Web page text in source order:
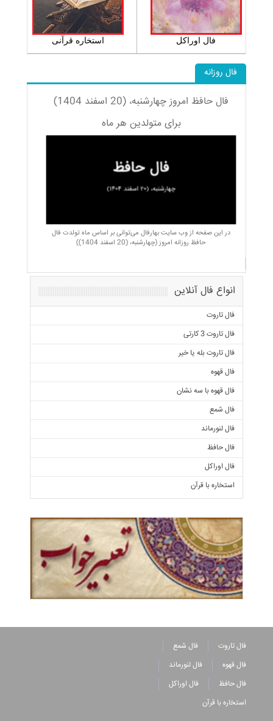
فال اوراکل استخاره قرآنی
فال روزانه
فال حافظ امروز چهارشنبه، (20 اسفند 1404)
برای متولدین هر ماه
در این صفحه از وب سایت بهارفال می‌توانی بر اساس ماه تولدت فال
حافظ روزانه امروز (چهارشنبه، (20 اسفند 1404))
انواع فال آنلاین
فال تاروت
فال تاروت 3 کارتی
فال تاروت بله یا خیر
فال قهوه
فال قهوه با سه نشان
فال شمع
فال لنورماند
فال حافظ
فال اوراکل
استخاره با قرآن
فال تاروت
فال شمع
فال قهوه
فال لنورماند
فال حافظ
فال اوراکل
استخاره با قرآن